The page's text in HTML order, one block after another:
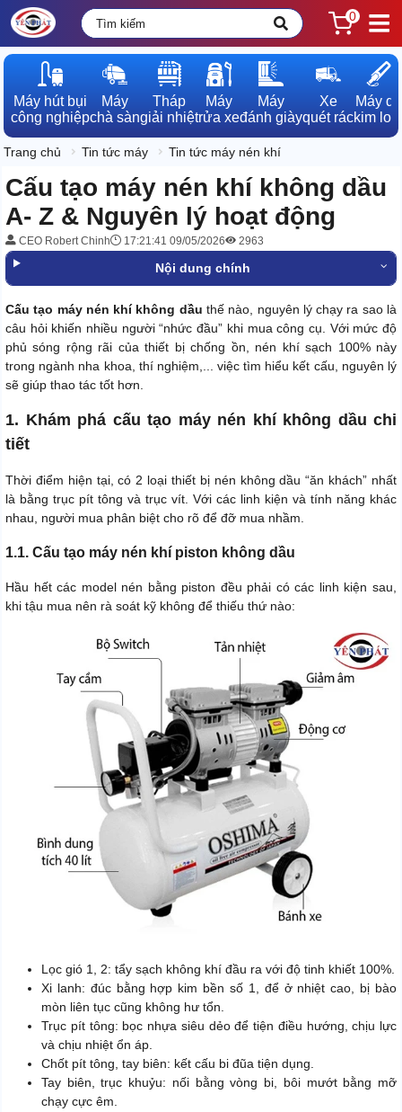
0
Máy hút bụi
công nghiệp
Máy
chà sàn
Tháp
giải nhiệt
Máy
rửa xe
Máy
đánh giày
Xe
quét rác
Máy dò
kim loại
Trang chủ Tin tức máy Tin tức máy nén khí
Cấu tạo máy nén khí không dầu
A- Z & Nguyên lý hoạt động
CEO Robert Chinh 17:21:41 09/05/2026 2963
Nội dung chính
Cấu tạo máy nén khí không dầu thế nào, nguyên lý chạy ra sao là
câu hỏi khiến nhiều người “nhức đầu” khi mua công cụ. Với mức độ
phủ sóng rộng rãi của thiết bị chống ồn, nén khí sạch 100% này
trong ngành nha khoa, thí nghiệm,... việc tìm hiểu kết cấu, nguyên lý
sẽ giúp thao tác tốt hơn.
1. Khám phá cấu tạo máy nén khí không dầu chi
tiết
Thời điểm hiện tại, có 2 loại thiết bị nén không dầu “ăn khách” nhất
là bằng trục pít tông và trục vít. Với các linh kiện và tính năng khác
nhau, người mua phân biệt cho rõ để đỡ mua nhầm.
1.1. Cấu tạo máy nén khí piston không dầu
Hầu hết các model nén bằng piston đều phải có các linh kiện sau,
khi tậu mua nên rà soát kỹ không để thiếu thứ nào:
Lọc gió 1, 2: tẩy sạch không khí đầu ra với độ tinh khiết 100%.
Xi lanh: đúc bằng hợp kim bền số 1, để ở nhiệt cao, bị bào
mòn liên tục cũng không hư tổn.
Trục pít tông: bọc nhựa siêu dẻo để tiện điều hướng, chịu lực
và chịu nhiệt ổn áp.
Chốt pít tông, tay biên: kết cấu bi đũa tiện dụng.
Tay biên, trục khuỷu: nối bằng vòng bi, bôi mướt bằng mỡ
chạy cực êm.